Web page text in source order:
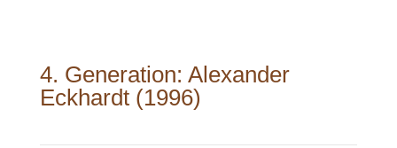
4. Generation: Alexander
Eckhardt (1996)